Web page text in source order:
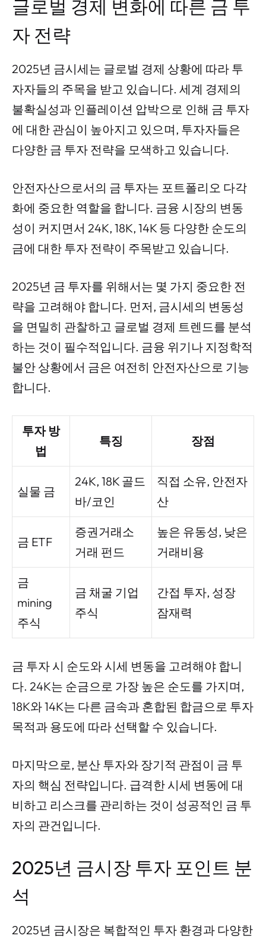
글로벌 경제 변화에 따른 금 투
자 전략
2025년 금시세는 글로벌 경제 상황에 따라 투
자자들의 주목을 받고 있습니다. 세계 경제의
불확실성과 인플레이션 압박으로 인해 금 투자
에 대한 관심이 높아지고 있으며, 투자자들은
다양한 금 투자 전략을 모색하고 있습니다.
안전자산으로서의 금 투자는 포트폴리오 다각
화에 중요한 역할을 합니다. 금융 시장의 변동
성이 커지면서 24K, 18K, 14K 등 다양한 순도의
금에 대한 투자 전략이 주목받고 있습니다.
2025년 금 투자를 위해서는 몇 가지 중요한 전
략을 고려해야 합니다. 먼저, 금시세의 변동성
을 면밀히 관찰하고 글로벌 경제 트렌드를 분석
하는 것이 필수적입니다. 금융 위기나 지정학적
불안 상황에서 금은 여전히 안전자산으로 기능
합니다.
투자 방
법
특징 장점
실물 금
24K, 18K 골드
바/코인
직접 소유, 안전자
산
금 ETF
증권거래소
거래 펀드
높은 유동성, 낮은
거래비용
금
mining
주식
금 채굴 기업
주식
간접 투자, 성장
잠재력
금 투자 시 순도와 시세 변동을 고려해야 합니
다. 24K는 순금으로 가장 높은 순도를 가지며,
18K와 14K는 다른 금속과 혼합된 합금으로 투자
목적과 용도에 따라 선택할 수 있습니다.
마지막으로, 분산 투자와 장기적 관점이 금 투
자의 핵심 전략입니다. 급격한 시세 변동에 대
비하고 리스크를 관리하는 것이 성공적인 금 투
자의 관건입니다.
2025년 금시장 투자 포인트 분
석
2025년 금시장은 복합적인 투자 환경과 다양한